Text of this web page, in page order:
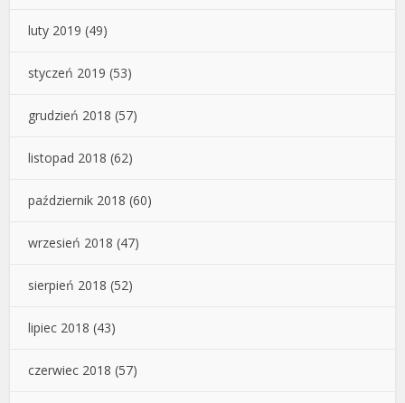
luty 2019 (49)
styczeń 2019 (53)
grudzień 2018 (57)
listopad 2018 (62)
październik 2018 (60)
wrzesień 2018 (47)
sierpień 2018 (52)
lipiec 2018 (43)
czerwiec 2018 (57)